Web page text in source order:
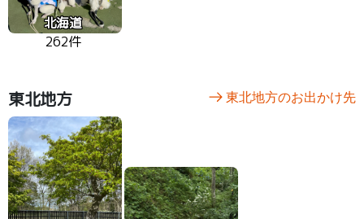
北海道
262件
東北地方 東北地方のお出かけ先